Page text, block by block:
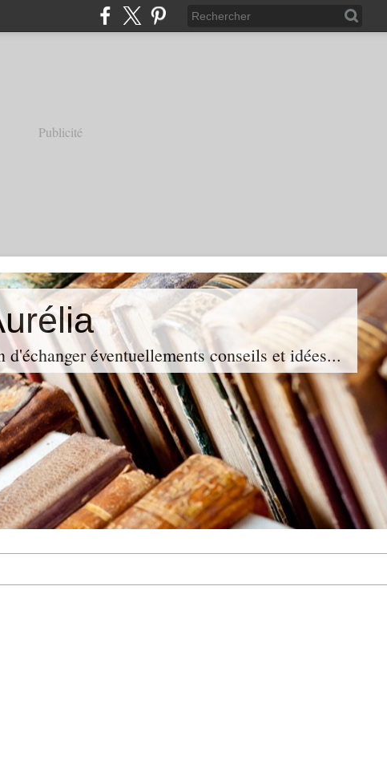
Publicité
éventuellements conseils et idées...